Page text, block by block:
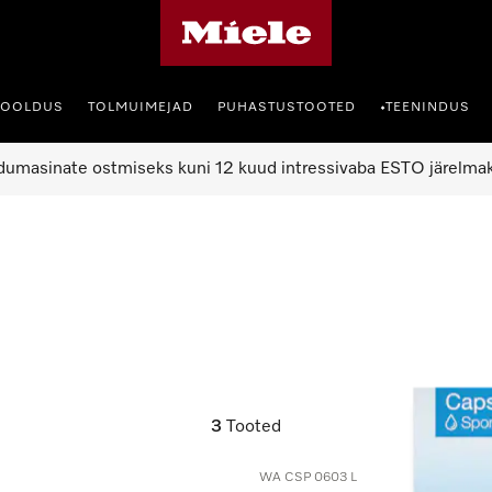
TOLMUIMEJAD PUHASTUSTOOTED •TEENINDUS
ostmiseks kuni 12 kuud intressivaba ESTO
3 Tooted
WA CSP 0603 L